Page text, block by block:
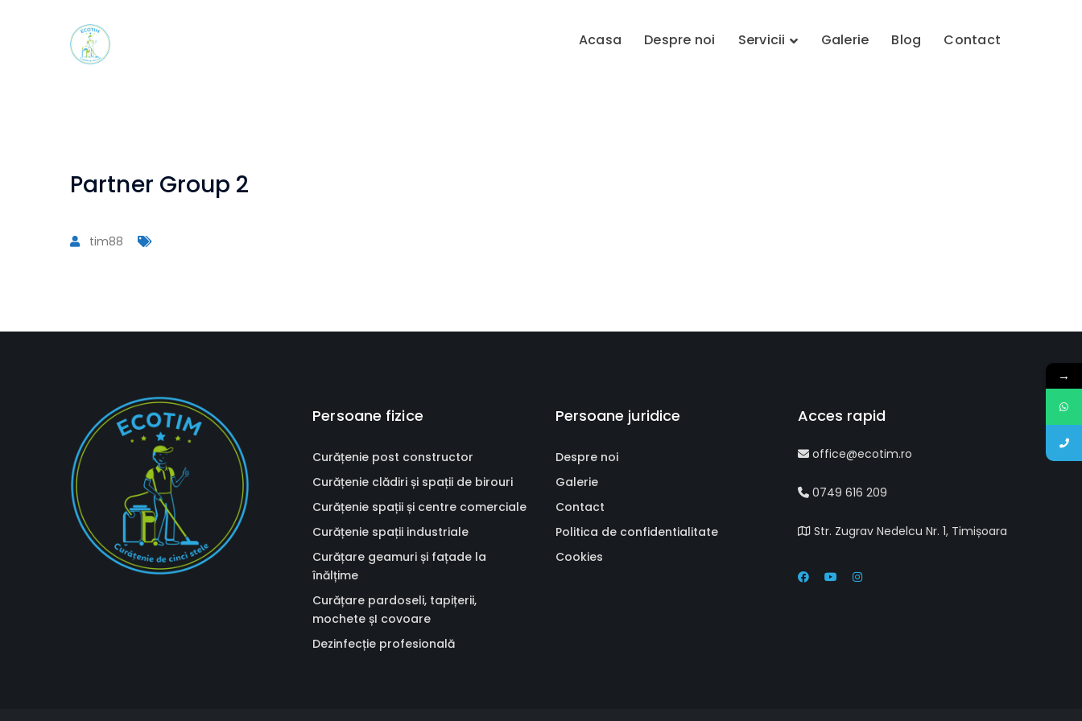
Acasa Despre noi Servicii Galerie Blog Contact
Partner Group 2
tim88
Persoane fizice
Curățenie post constructor
Curățenie clădiri și spații de birouri
Curățenie spații și centre comerciale
Curățenie spații industriale
Curățare geamuri și fațade la
înălțime
Curățare pardoseli, tapițerii,
mochete șI covoare
Dezinfecție profesională
Persoane juridice
Despre noi
Galerie
Contact
Politica de confidentialitate
Cookies
Acces rapid
office@ecotim.ro
0749 616 209
Str. Zugrav Nedelcu Nr. 1, Timișoara
→